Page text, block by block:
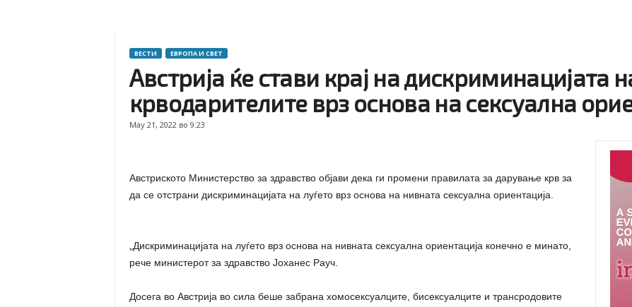
ВЕСТИ ЕВРОПА И СВЕТ
Австрија ќе стави крај на дискриминацијата
крводарителите врз основа на сексуална
May 21, 2022 во 9:23
Австриското Министерство за здравство објави дека ги промени правилата за дарување крв за
да се отстрани дискриминацијата на луѓето врз основа на нивната сексуална ориентација.
„Дискриминацијата на луѓето врз основа на нивната сексуална ориентација конечно е минато,
рече министерот за здравство Јоханес Рауч.
Досега во Австрија во сила беше забрана хомосексуалците, бисексуалците и трансродовите